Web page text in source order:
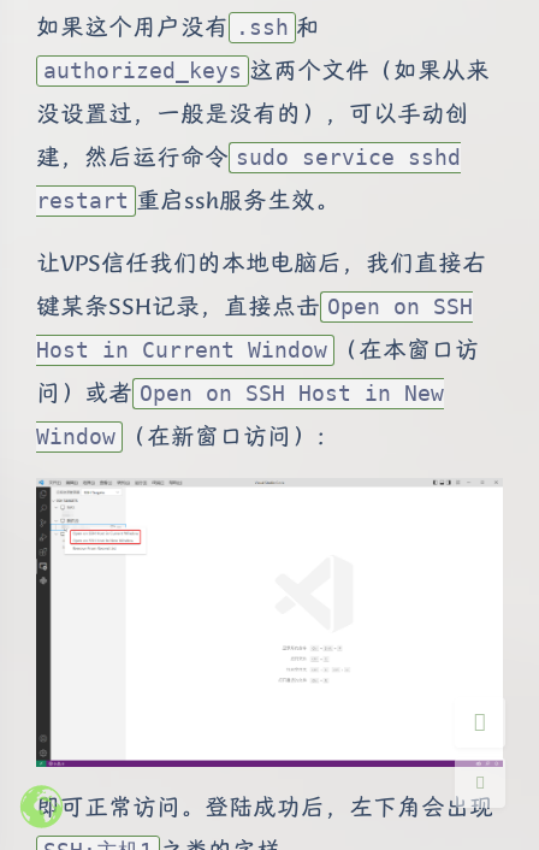
夜间模式
日落
如果这个用户没有 .ssh 和
authorized_keys 这两个文件（如果从来
没设置过，一般是没有的），可以手动创
建，然后运行命令 sudo service sshd
restart 重启ssh服务生效。
让VPS信任我们的本地电脑后，我们直接右
键某条SSH记录，直接点击 Open on SSH
Host in Current Window
（在本窗口访
问）或者 Open on SSH Host in New
Window
（在新窗口访问）：
即可正常访问。登陆成功后，左下角会出现